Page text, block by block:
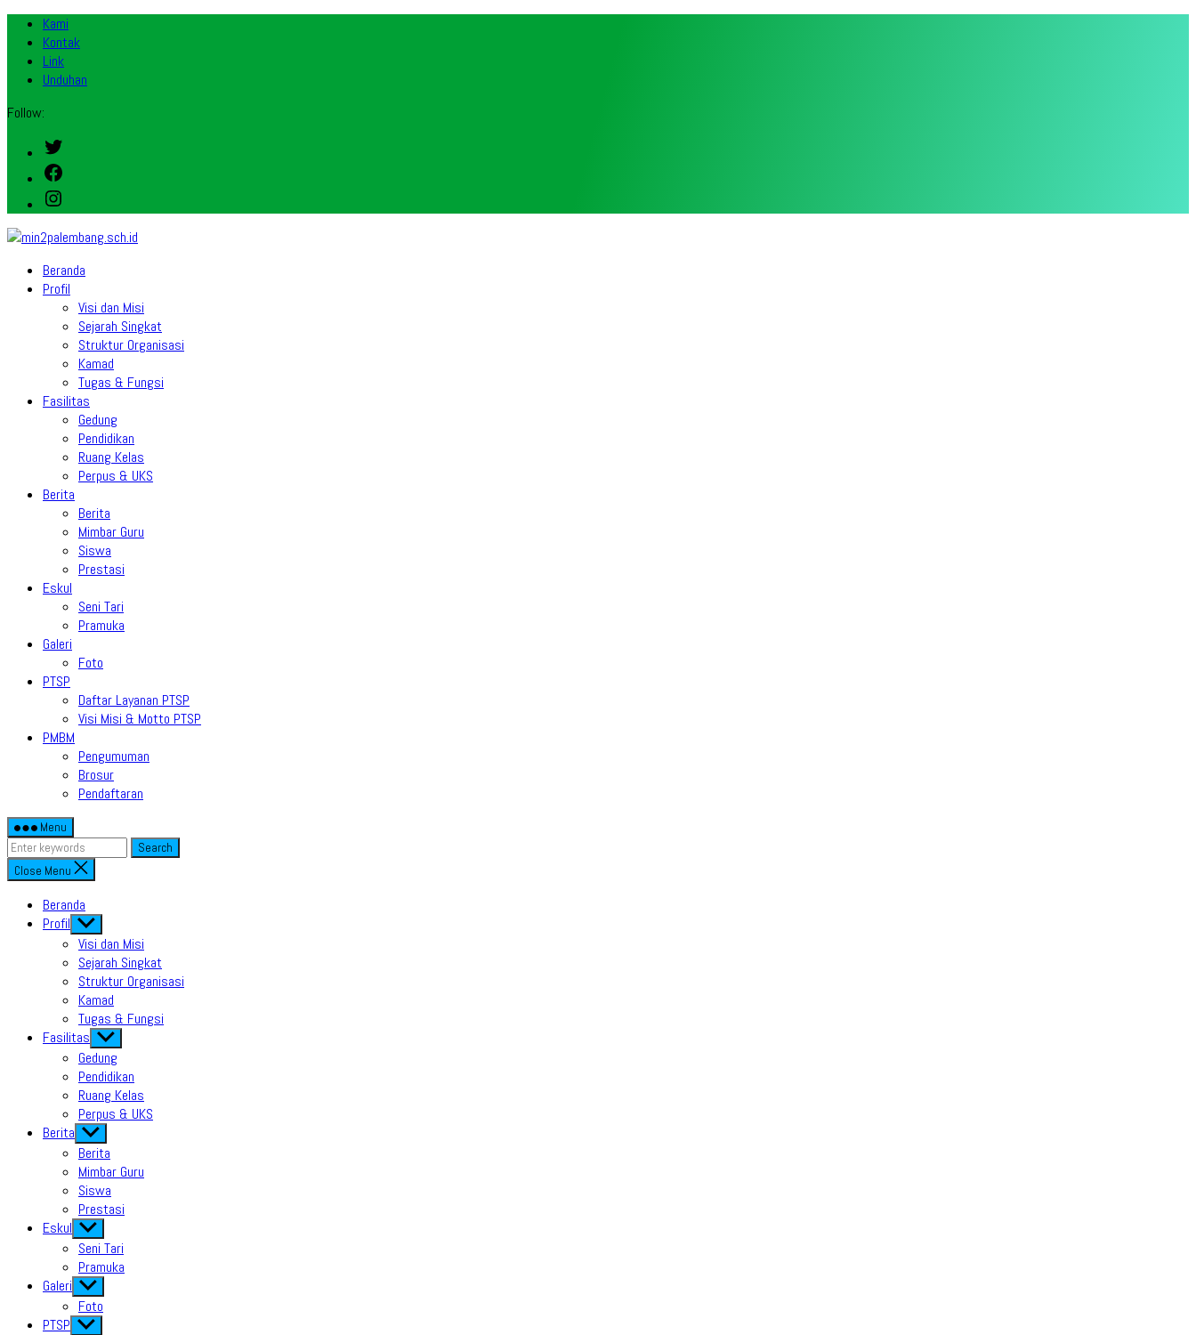
Kami
Kontak
Link
Unduhan
Follow:
Twitter
Facebook
Instagram
Beranda
Profil
Visi dan Misi
Sejarah Singkat
Struktur Organisasi
Kamad
Tugas & Fungsi
Fasilitas
Gedung
Pendidikan
Ruang Kelas
Perpus & UKS
Berita
Berita
Mimbar Guru
Siswa
Prestasi
Eskul
Seni Tari
Pramuka
Galeri
Foto
PTSP
Daftar Layanan PTSP
Visi Misi & Motto PTSP
PMBM
Pengumuman
Brosur
Pendaftaran
Menu
Search
Close Menu
Beranda
Profil Show
sub
menu
Visi dan Misi
Sejarah Singkat
Struktur Organisasi
Kamad
Tugas & Fungsi
Fasilitas Show
sub
menu
Gedung
Pendidikan
Ruang Kelas
Perpus & UKS
Berita Show
sub
menu
Berita
Mimbar Guru
Siswa
Prestasi
Eskul Show
sub
menu
Seni Tari
Pramuka
Galeri Show
sub
menu
Foto
PTSP Show